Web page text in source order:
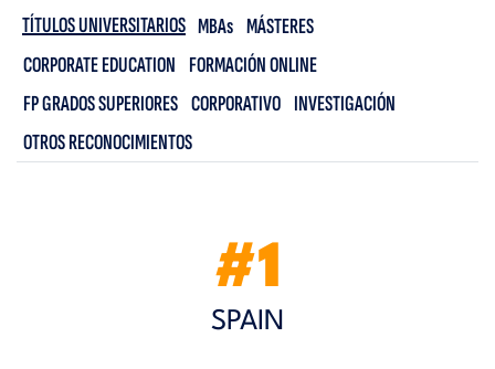
TÍTULOS UNIVERSITARIOS MBAs MÁSTERES
CORPORATE EDUCATION FORMACIÓN ONLINE
FP GRADOS SUPERIORES CORPORATIVO INVESTIGACIÓN
OTROS RECONOCIMIENTOS
#1
SPAIN